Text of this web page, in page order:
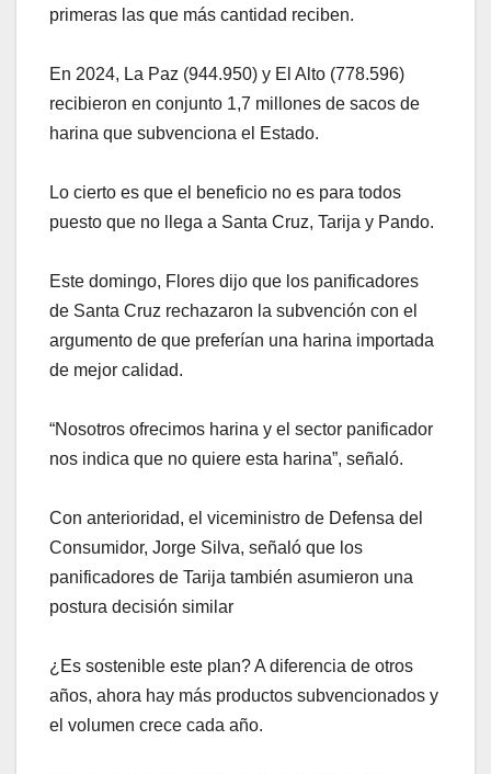
primeras las que más cantidad reciben.
En 2024, La Paz (944.950) y El Alto (778.596)
recibieron en conjunto 1,7 millones de sacos de
harina que subvenciona el Estado.
Lo cierto es que el beneficio no es para todos
puesto que no llega a Santa Cruz, Tarija y Pando.
Este domingo, Flores dijo que los panificadores
de Santa Cruz rechazaron la subvención con el
argumento de que preferían una harina importada
de mejor calidad.
“Nosotros ofrecimos harina y el sector panificador
nos indica que no quiere esta harina”, señaló.
Con anterioridad, el viceministro de Defensa del
Consumidor, Jorge Silva, señaló que los
panificadores de Tarija también asumieron una
postura decisión similar
¿Es sostenible este plan? A diferencia de otros
años, ahora hay más productos subvencionados y
el volumen crece cada año.